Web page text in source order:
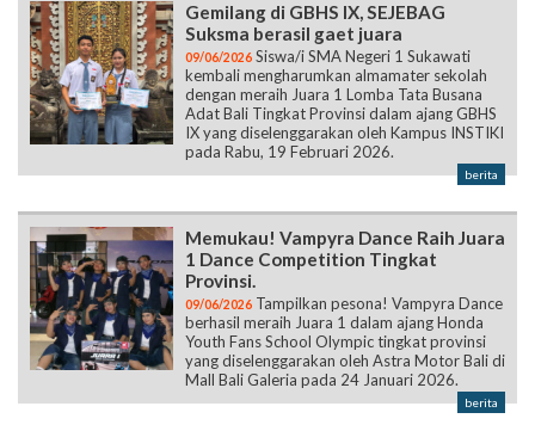
Gemilang di GBHS IX, SEJEBAG
Suksma berasil gaet juara
09/06/2026 Siswa/i SMA Negeri 1 Sukawati
kembali mengharumkan almamater sekolah
dengan meraih Juara 1 Lomba Tata Busana
Adat Bali Tingkat Provinsi dalam ajang GBHS
IX yang diselenggarakan oleh Kampus INSTIKI
pada Rabu, 19 Februari 2026.
berita
Memukau! Vampyra Dance Raih Juara
1 Dance Competition Tingkat
Provinsi.
09/06/2026 Tampilkan pesona! Vampyra Dance
berhasil meraih Juara 1 dalam ajang Honda
Youth Fans School Olympic tingkat provinsi
yang diselenggarakan oleh Astra Motor Bali di
Mall Bali Galeria pada 24 Januari 2026.
berita